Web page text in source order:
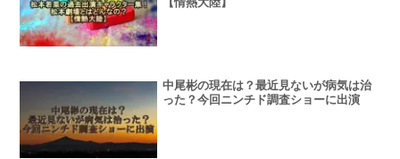
中尾彬の現在は？最近見ないが病気は治
った？今回ニンチド調査ショーに出演